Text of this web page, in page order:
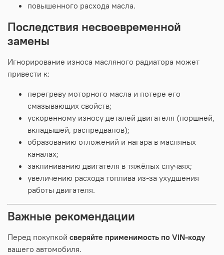
повышенного расхода масла.
Последствия несвоевременной
замены
Игнорирование износа масляного радиатора может
привести к:
перегреву моторного масла и потере его
смазывающих свойств;
ускоренному износу деталей двигателя (поршней,
вкладышей, распредвалов);
образованию отложений и нагара в масляных
каналах;
заклиниванию двигателя в тяжёлых случаях;
увеличению расхода топлива из‑за ухудшения
работы двигателя.
Важные рекомендации
Перед покупкой сверяйте применимость по VIN‑коду
вашего автомобиля.